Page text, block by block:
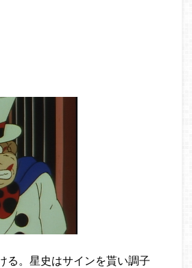
る。星史はサインを貰い調子